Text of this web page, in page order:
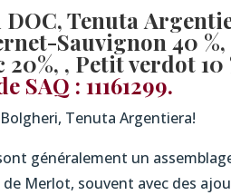
Tenuta
Sauvignon 40 %,
, Petit verdot 10
SAQ : 11161299.
Tenuta Argentiera!
généralement un
Merlot, souvent avec des